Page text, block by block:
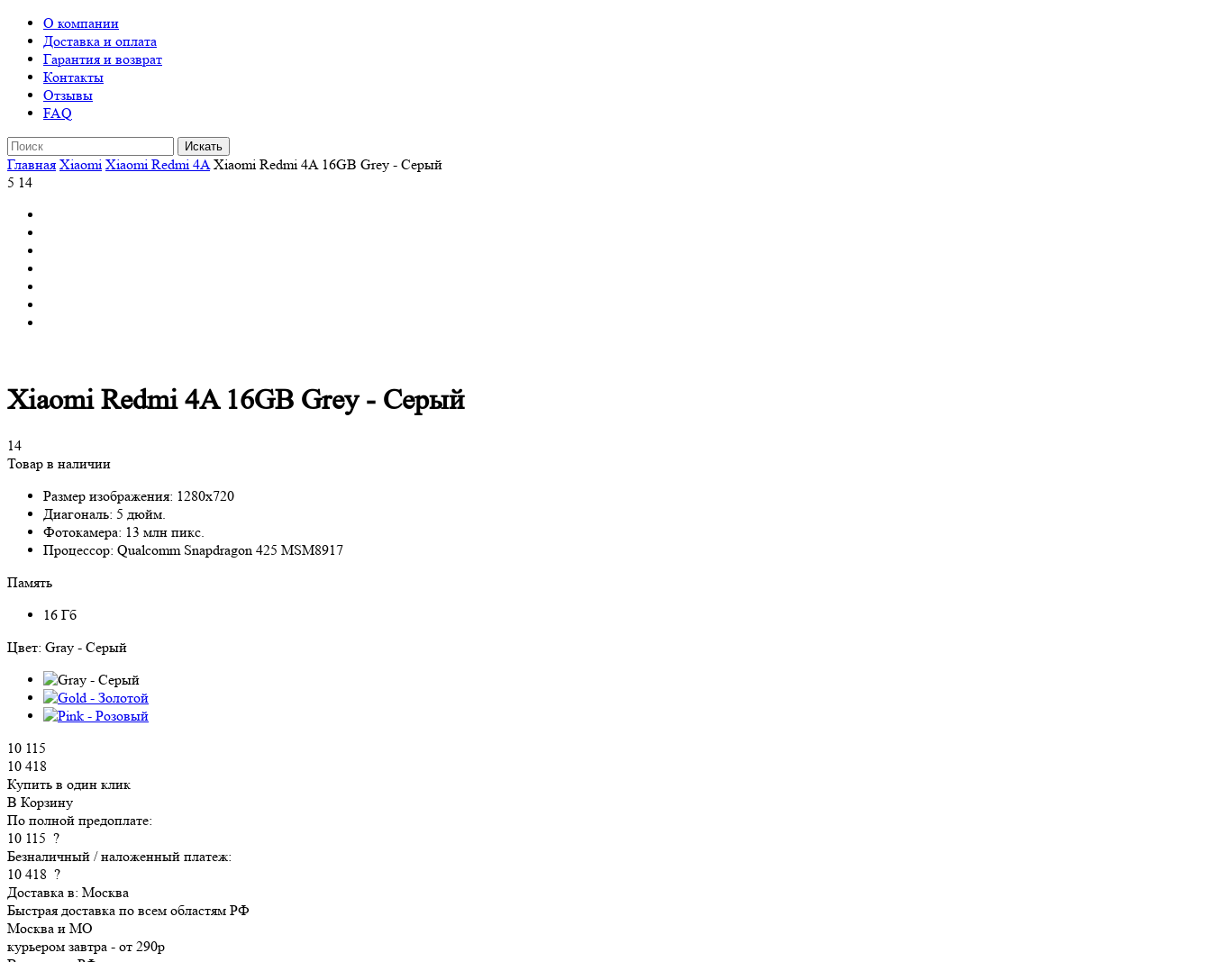
О компании
Доставка и оплата
Гарантия и возврат
Контакты
Отзывы
FAQ
Главная Xiaomi Xiaomi Redmi 4A Xiaomi Redmi 4A 16GB Grey - Серый
5 14
Xiaomi Redmi 4A 16GB Grey - Серый
14
Товар в наличии
Размер изображения: 1280x720
Диагональ: 5 дюйм.
Фотокамера: 13 млн пикс.
Процессор: Qualcomm Snapdragon 425 MSM8917
Память
16 Гб
Цвет: Gray - Серый
10 115
10 418
Купить в один клик
В Корзину
По полной предоплате:
10 115 ?
Безналичный / наложенный платеж:
10 418 ?
Доставка в: Москва
Быстрая доставка по всем областям РФ
Москва и МО
курьером завтра - от 290р